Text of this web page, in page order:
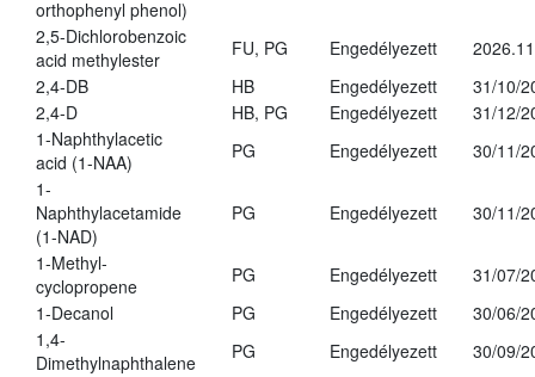
orthophenyl phenol)
2,5-Dichlorobenzoic
acid methylester
FU, PG Engedélyezett
2,4-DB
HB Engedélyezett
31/10/
2,4-D
HB, PG Engedélyezett
31/12/
1-Naphthylacetic
acid (1-NAA)
PG Engedélyezett
30/11/
1-
Naphthylacetamide
(1-NAD)
PG Engedélyezett 30/11/
1-Methyl-
cyclopropene
PG Engedélyezett
31/07/
1-Decanol
PG Engedélyezett
30/06/
1,4-
Dimethylnaphthalene
PG Engedélyezett 30/09/